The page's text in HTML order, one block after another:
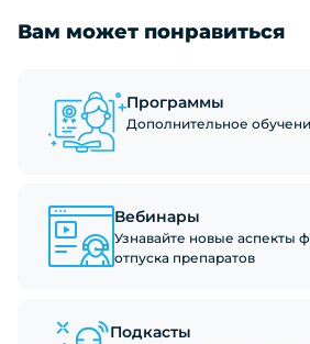
Вам может понравиться
Программы
Дополнительное
Вебинары
Узнавайте новые аспекты
отпуска препаратов
Подкасты